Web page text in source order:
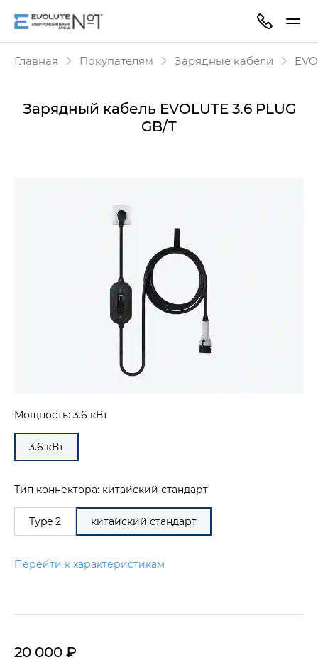
Главная Покупателям Зарядные кабели
Зарядный кабель EVOLUTE 3.6 PLUG
GB/T
Мощность: 3.6 кВт
3.6 кВт
Тип коннектора: китайский стандарт
Type 2 китайский стандарт
Перейти к характеристикам
20 000 ₽